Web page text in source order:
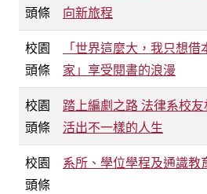
頭條
向新旅程
校園
頭條
「世界這麼大，我只想借
家」享受閱書的浪漫
校園
頭條
踏上編劇之路 法律系校
活出不一樣的人生
校園
頭條
系所、學位學程及通識教